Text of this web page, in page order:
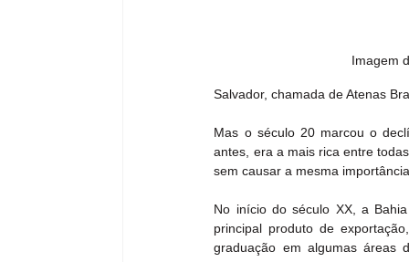
Imagem
Salvador, chamada de Atenas
Mas o século 20 marcou o
antes, era a mais rica entre
sem causar a mesma
No início do século XX, a
principal produto de
graduação em algumas áreas